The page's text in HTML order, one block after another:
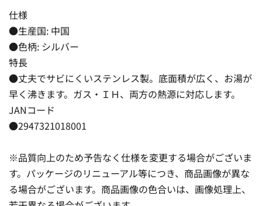
仕様
●生産国: 中国
●色柄: シルバー
特長
●丈夫でサビにくいステンレス製。底面積が広く、お湯が
早く沸きます。ガス・ＩＨ、両方の熱源に対応します。
JANコード
●2947321018001
※品質向上のため予告なく仕様を変更する場合がございま
す。パッケージのリニューアル等につき、商品画像が異な
る場合がございます。商品画像の色合いは、画像処理上、